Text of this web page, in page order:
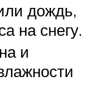
дождь,
на снегу.
и